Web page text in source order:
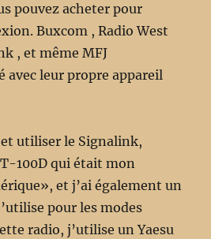
pouvez acheter pour
Buxcom , Radio West
, et même MFJ
avec leur propre appareil
utiliser le Signalink,
100D qui était mon
et j’ai également un
pour les modes
radio, j’utilise un Yaesu